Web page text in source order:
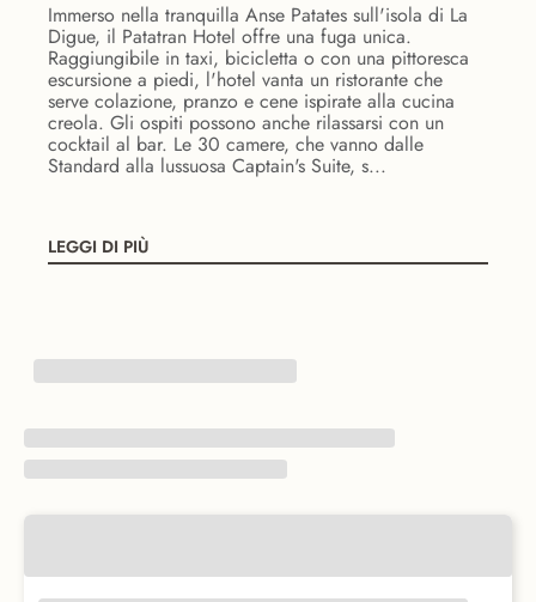
Immerso nella tranquilla Anse Patates sull'isola di La
Digue, il Patatran Hotel offre una fuga unica.
Raggiungibile in taxi, bicicletta o con una pittoresca
escursione a piedi, l'hotel vanta un ristorante che
serve colazione, pranzo e cene ispirate alla cucina
creola. Gli ospiti possono anche rilassarsi con un
cocktail al bar. Le 30 camere, che vanno dalle
Standard alla lussuosa Captain's Suite, s...
LEGGI DI PIÙ